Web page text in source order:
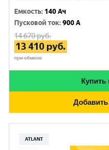
Емкость: 140 Ач
Пусковой ток:900 A
14 670руб.
13 410 руб.
при обмене
Купить
ATLANT